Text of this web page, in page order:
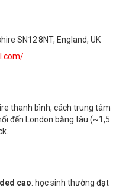
SN12 8NT, England, UK
thanh bình, cách trung tâm
đến London bằng tàu (~1,5
cao: học sinh thường đạt